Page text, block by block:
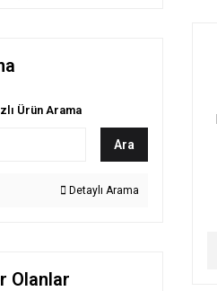
Ürün Arama
Ara
Detaylı Arama
Olanlar